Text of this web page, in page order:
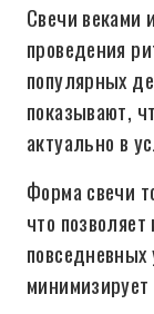
Свечи веками
проведения
популярных
показывают,
актуально в
Форма свечи
что
повседневных